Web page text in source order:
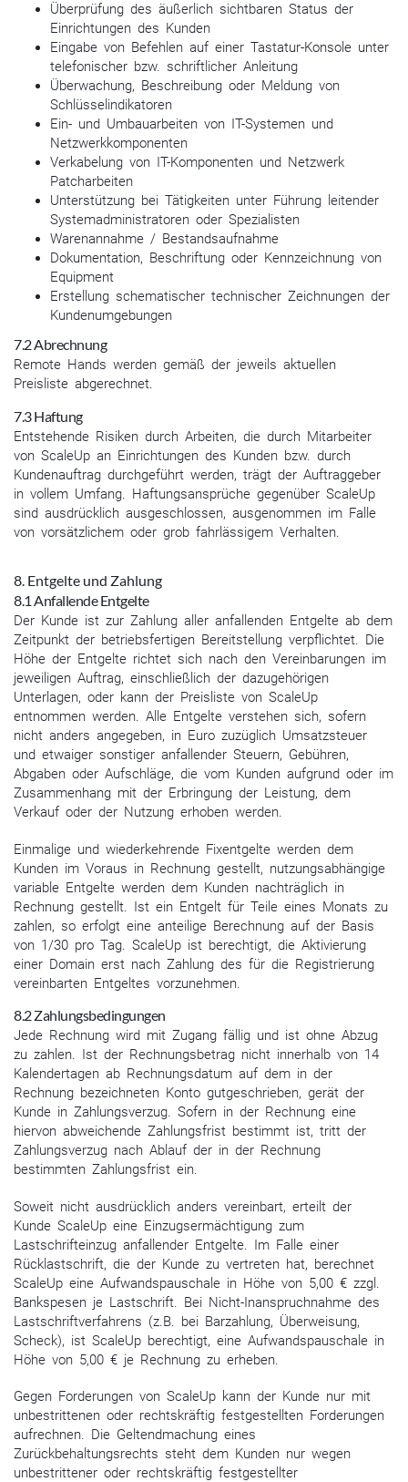
Überprüfung des äußerlich sichtbaren Status der
Einrichtungen des Kunden
Eingabe von Befehlen auf einer Tastatur-Konsole unter
telefonischer bzw. schriftlicher Anleitung
Überwachung, Beschreibung oder Meldung von
Schlüsselindikatoren
Ein- und Umbauarbeiten von IT-Systemen und
Netzwerkkomponenten
Verkabelung von IT-Komponenten und Netzwerk
Patcharbeiten
Unterstützung bei Tätigkeiten unter Führung leitender
Systemadministratoren oder Spezialisten
Warenannahme / Bestandsaufnahme
Dokumentation, Beschriftung oder Kennzeichnung von
Equipment
Erstellung schematischer technischer Zeichnungen der
Kundenumgebungen
7.2 Abrechnung
Remote Hands werden gemäß der jeweils aktuellen
Preisliste abgerechnet.
7.3 Haftung
Entstehende Risiken durch Arbeiten, die durch Mitarbeiter
von ScaleUp an Einrichtungen des Kunden bzw. durch
Kundenauftrag durchgeführt werden, trägt der Auftraggeber
in vollem Umfang. Haftungsansprüche gegenüber ScaleUp
sind ausdrücklich ausgeschlossen, ausgenommen im Falle
von vorsätzlichem oder grob fahrlässigem Verhalten.
8. Entgelte und Zahlung
8.1 Anfallende Entgelte
Der Kunde ist zur Zahlung aller anfallenden Entgelte ab dem
Zeitpunkt der betriebsfertigen Bereitstellung verpflichtet. Die
Höhe der Entgelte richtet sich nach den Vereinbarungen im
jeweiligen Auftrag, einschließlich der dazugehörigen
Unterlagen, oder kann der Preisliste von ScaleUp
entnommen werden. Alle Entgelte verstehen sich, sofern
nicht anders angegeben, in Euro zuzüglich Umsatzsteuer
und etwaiger sonstiger anfallender Steuern, Gebühren,
Abgaben oder Aufschläge, die vom Kunden aufgrund oder im
Zusammenhang mit der Erbringung der Leistung, dem
Verkauf oder der Nutzung erhoben werden.
Einmalige und wiederkehrende Fixentgelte werden dem
Kunden im Voraus in Rechnung gestellt, nutzungsabhängige
variable Entgelte werden dem Kunden nachträglich in
Rechnung gestellt. Ist ein Entgelt für Teile eines Monats zu
zahlen, so erfolgt eine anteilige Berechnung auf der Basis
von 1/30 pro Tag. ScaleUp ist berechtigt, die Aktivierung
einer Domain erst nach Zahlung des für die Registrierung
vereinbarten Entgeltes vorzunehmen.
8.2 Zahlungsbedingungen
Jede Rechnung wird mit Zugang fällig und ist ohne Abzug
zu zahlen. Ist der Rechnungsbetrag nicht innerhalb von 14
Kalendertagen ab Rechnungsdatum auf dem in der
Rechnung bezeichneten Konto gutgeschrieben, gerät der
Kunde in Zahlungsverzug. Sofern in der Rechnung eine
hiervon abweichende Zahlungsfrist bestimmt ist, tritt der
Zahlungsverzug nach Ablauf der in der Rechnung
bestimmten Zahlungsfrist ein.
Soweit nicht ausdrücklich anders vereinbart, erteilt der
Kunde ScaleUp eine Einzugsermächtigung zum
Lastschrifteinzug anfallender Entgelte. Im Falle einer
Rücklastschrift, die der Kunde zu vertreten hat, berechnet
ScaleUp eine Aufwandspauschale in Höhe von 5,00 € zzgl.
Bankspesen je Lastschrift. Bei Nicht-Inanspruchnahme des
Lastschriftverfahrens (z.B. bei Barzahlung, Überweisung,
Scheck), ist ScaleUp berechtigt, eine Aufwandspauschale in
Höhe von 5,00 € je Rechnung zu erheben.
Gegen Forderungen von ScaleUp kann der Kunde nur mit
unbestrittenen oder rechtskräftig festgestellten Forderungen
aufrechnen. Die Geltendmachung eines
Zurückbehaltungsrechts steht dem Kunden nur wegen
unbestrittener oder rechtskräftig festgestellter